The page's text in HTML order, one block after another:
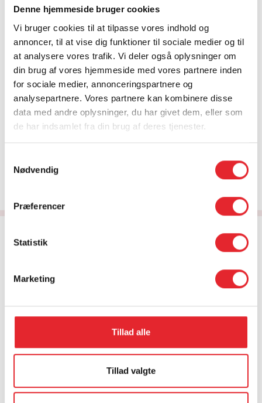
Denne hjemmeside bruger cookies
Vi bruger cookies til at tilpasse vores indhold og
annoncer, til at vise dig funktioner til sociale medier og til
at analysere vores trafik. Vi deler også oplysninger om
din brug af vores hjemmeside med vores partnere inden
for sociale medier, annonceringspartnere og
analysepartnere. Vores partnere kan kombinere disse
data med andre oplysninger, du har givet dem, eller som
de har indsamlet fra din brug af deres tjenester.
Nødvendig
Præferencer
Statistik
Marketing
Tillad alle
Tillad valgte
med en præcis beskrivelse. Alarmoperatørerne skal
også besidde en gennemslagskraft i forhold til
hjemmeplejens personale, som ikke selv har talt med den
ældre borger. Hjemmeplejens personale skal vide, hvor
presserende et behov, der er for hjælp hos borgeren.
Kommunikationen, mellem alarmoperatør og
hjemmeplejer, har stor betydning i dagligdagen. Det er
denne kommunikation, der giver hjemmeplejen mulighed
for at vurdere, hvor hurtigt de skal reagere på et
alarmkald. Der er i høj grad tale om et godt samarbejde
Flere artikler om nødkald til ældre >
Løsninger